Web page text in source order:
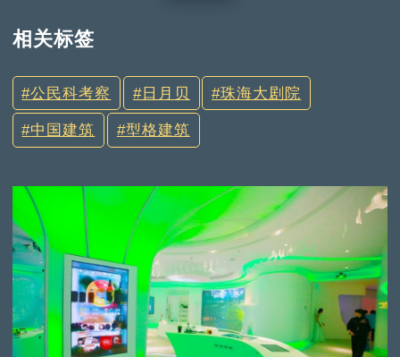
相关标签
公民科考察 日月贝 珠海大剧院
中国建筑 型格建筑